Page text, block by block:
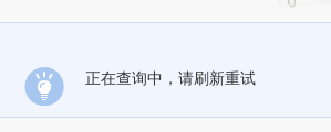
正在查询中，请刷新重试